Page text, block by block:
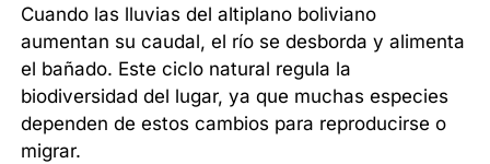
Cuando las lluvias del altiplano boliviano
aumentan su caudal, el río se desborda y alimenta
el bañado. Este ciclo natural regula la
biodiversidad del lugar, ya que muchas especies
dependen de estos cambios para reproducirse o
migrar.